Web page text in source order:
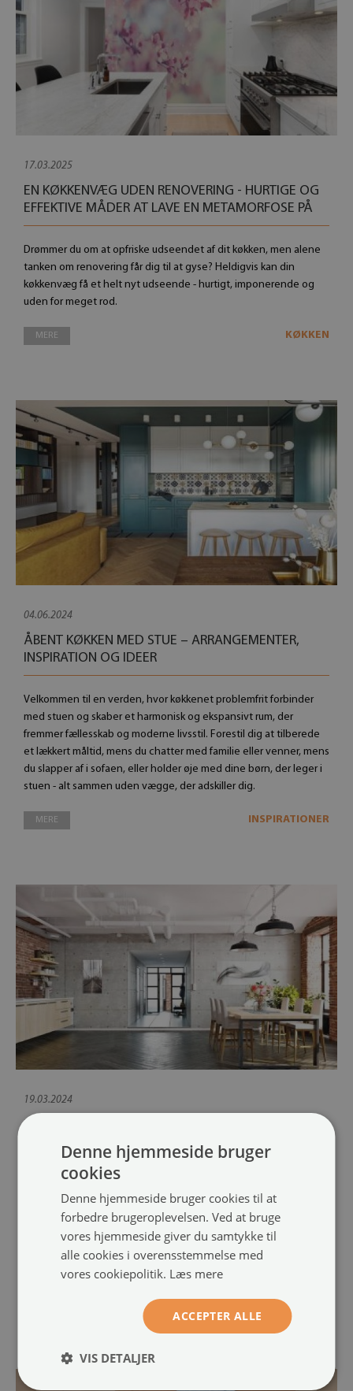
17.03.2025
EN KØKKENVÆG UDEN RENOVERING - HURTIGE OG
EFFEKTIVE MÅDER AT LAVE EN METAMORFOSE PÅ
Drømmer du om at opfriske udseendet af dit køkken, men alene
tanken om renovering får dig til at gyse? Heldigvis kan din
køkkenvæg få et helt nyt udseende - hurtigt, imponerende og
uden for meget rod.
MERE KØKKEN
04.06.2024
ÅBENT KØKKEN MED STUE – ARRANGEMENTER,
INSPIRATION OG IDEER
Velkommen til en verden, hvor køkkenet problemfrit forbinder
med stuen og skaber et harmonisk og ekspansivt rum, der
fremmer fællesskab og moderne livsstil. Forestil dig at tilberede
et lækkert måltid, mens du chatter med familie eller venner, mens
du slapper af i sofaen, eller holder øje med dine børn, der leger i
stuen - alt sammen uden vægge, der adskiller dig.
MERE INSPIRATIONER
19.03.2024
BILLEDER TIL KØKKEN OG SPISESTUE - LÆKKER
INSPIRATION TIL VÆGDEKORATIONER
kræver en knivspids personlighed, et strejf af kreativitet og en
generøs portion stil. Køkkener og spisestuer, epicentre for
kulinariske kreationer og sociale sammenkomster, bør ikke kun
afspejle funktionalitet, men også varme og personlighed hos
dem, der bor der.
KØKKEN
Denne hjemmeside bruger
cookies
Denne hjemmeside bruger cookies til at
forbedre brugeroplevelsen. Ved at bruge
vores hjemmeside giver du samtykke til
alle cookies i overensstemmelse med
vores cookiepolitik. Læs mere
ACCEPTER ALLE
VIS DETALJER